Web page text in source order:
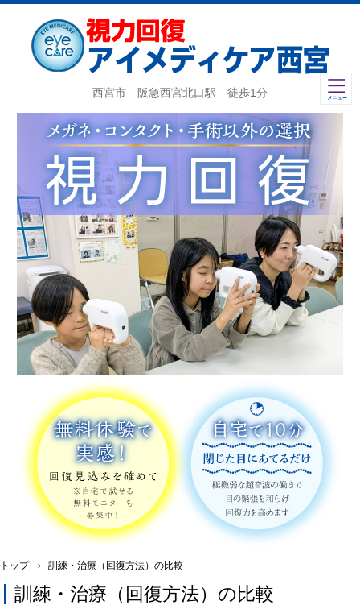
西宮市 阪急西宮北口駅 徒歩1分
トップ 訓練・治療（回復方法）の比較
訓練・治療（回復方法）の比較